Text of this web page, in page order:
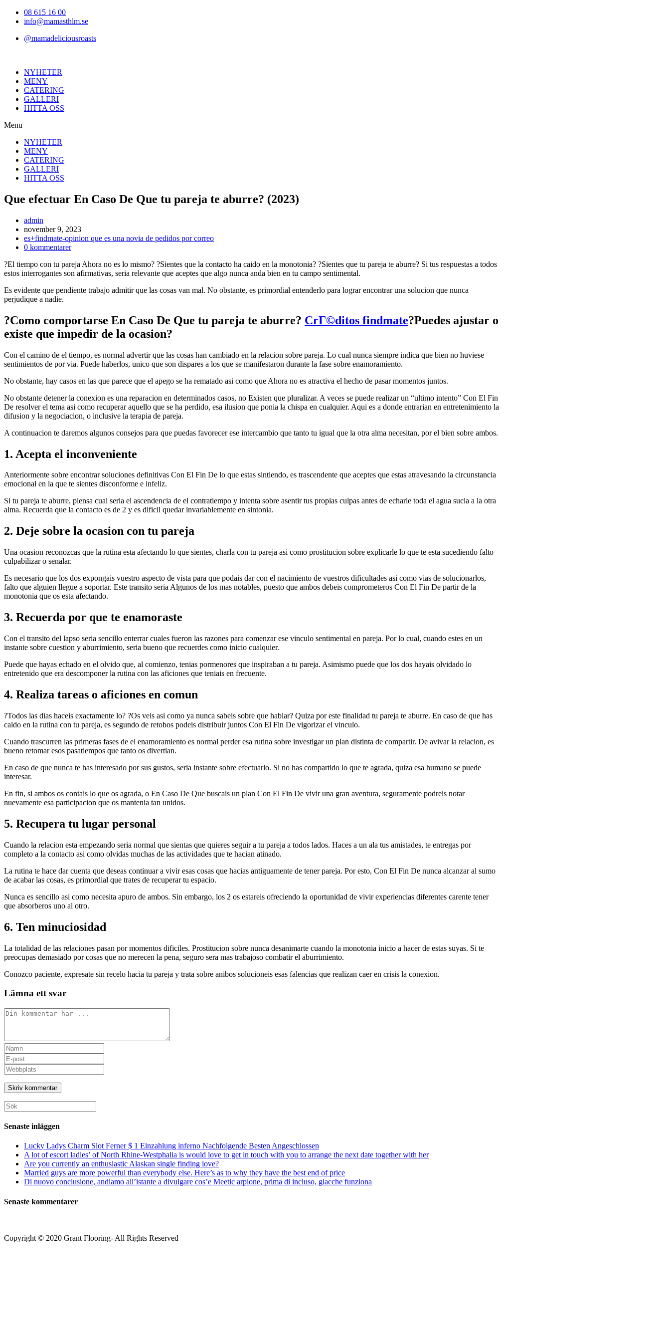
Hoppa08 615 16 00
info@mamasthlm.se
@mamadeliciousroasts
NYHETER
MENY
CATERING
GALLERI
HITTA OSS
Menu
NYHETER
MENY
CATERING
GALLERI
HITTA OSS
Que efectuar En Caso De Que tu pareja te aburre? (2023)
Inläggsförfattare:
admin
Inlägget
publicerat:
november 9, 2023
Inläggskategori:
es+findmate-opinion que es una novia de pedidos por correo
Kommentarer
inlägget:
0 kommentarer
?El tiempo con tu pareja Ahora no es lo mismo? ?Sientes que la contacto ha caido en la monotonia? ?Sientes que tu pareja te aburre? Si tus respuestas a todos
estos interrogantes son afirmativas, seri­a relevante que aceptes que algo nunca anda bien en tu campo sentimental.
Es evidente que pendiente trabajo admitir que las cosas van mal. No obstante, es primordial entenderlo para lograr encontrar una solucion que nunca
perjudique a nadie.
?Como comportarse En Caso De Que tu pareja te aburre? CrГ©ditos findmate?Puedes ajustar o
existe que impedir de la ocasion?
Con el camino de el tiempo, es normal advertir que las cosas han cambiado en la relacion sobre pareja. Lo cual nunca siempre indica que bien no huviese
sentimientos de por vi­a. Puede haberlos, unico que son dispares a los que se manifestaron durante la fase sobre enamoramiento.
No obstante, hay casos en las que parece que el apego se ha rematado asi­ como que Ahora no es atractiva el hecho de pasar momentos juntos.
No obstante detener la conexion es una reparacion en determinados casos, no Existen que pluralizar. A veces se puede realizar un “ultimo intento” Con El Fin
De resolver el tema asi­ como recuperar aquello que se ha perdido, esa ilusion que ponia la chispa en cualquier. Aqui es a donde entrarian en entretenimiento la
difusion y la negociacion, o inclusive la terapia de pareja.
A continuacion te daremos algunos consejos para que puedas favorecer ese intercambio que tanto tu igual que la otra alma necesitan, por el bien sobre ambos.
1. Acepta el inconveniente
Anteriormente sobre encontrar soluciones definitivas Con El Fin De lo que estas sintiendo, es trascendente que aceptes que estas atravesando la circunstancia
emocional en la que te sientes disconforme e infeliz.
Si tu pareja te aburre, piensa cual seri­a el ascendencia de el contratiempo y intenta sobre asentir tus propias culpas antes de echarle toda el agua sucia a la otra
alma. Recuerda que la contacto es de 2 y es dificil quedar invariablemente en sintonia.
2. Deje sobre la ocasion con tu pareja
Una ocasion reconozcas que la rutina esta afectando lo que sientes, charla con tu pareja asi­ como prostitucion sobre explicarle lo que te esta sucediendo falto
culpabilizar o senalar.
Es necesario que los dos expongais vuestro aspecto de vista para que podais dar con el nacimiento de vuestros dificultades asi­ como vias de solucionarlos,
falto que alguien llegue a soportar. Este transito seri­a Algunos de los mas notables, puesto que ambos debeis comprometeros Con El Fin De partir de la
monotonia que os esta afectando.
3. Recuerda por que te enamoraste
Con el transito del lapso seri­a sencillo enterrar cuales fueron las razones para comenzar ese vinculo sentimental en pareja. Por lo cual, cuando estes en un
instante sobre cuestion y aburrimiento, seri­a bueno que recuerdes como inicio cualquier.
Puede que hayas echado en el olvido que, al comienzo, tenias pormenores que inspiraban a tu pareja. Asimismo puede que los dos hayais olvidado lo
entretenido que era descomponer la rutina con las aficiones que teniais en frecuente.
4. Realiza tareas o aficiones en comun
?Todos las dias haceis exactamente lo? ?Os veis asi­ como ya nunca sabeis sobre que hablar? Quiza por este finalidad tu pareja te aburre. En caso de que has
caido en la rutina con tu pareja, es segundo de retobos podeis distribuir juntos Con El Fin De vigorizar el vinculo.
Cuando trascurren las primeras fases de el enamoramiento es normal perder esa rutina sobre investigar un plan distinta de compartir. De avivar la relacion, es
bueno retomar esos pasatiempos que tanto os divertian.
En caso de que nunca te has interesado por sus gustos, seri­a instante sobre efectuarlo. Si no has compartido lo que te agrada, quiza esa humano se puede
interesar.
En fin, si ambos os contais lo que os agrada, o En Caso De Que buscais un plan Con El Fin De vivir una gran aventura, seguramente podreis notar
nuevamente esa participacion que os mantenia tan unidos.
5. Recupera tu lugar personal
Cuando la relacion esta empezando seri­a normal que sientas que quieres seguir a tu pareja a todos lados. Haces a un ala tus amistades, te entregas por
completo a la contacto asi­ como olvidas muchas de las actividades que te hacian atinado.
La rutina te hace dar cuenta que deseas continuar a vivir esas cosas que hacias antiguamente de tener pareja. Por esto, Con El Fin De nunca alcanzar al sumo
de acabar las cosas, es primordial que trates de recuperar tu espacio.
Nunca es sencillo asi­ como necesita apuro de ambos. Sin embargo, los 2 os estareis ofreciendo la oportunidad de vivir experiencias diferentes carente tener
que absorberos uno al otro.
6. Ten minuciosidad
La totalidad de las relaciones pasan por momentos dificiles. Prostitucion sobre nunca desanimarte cuando la monotonia inicio a hacer de estas suyas. Si te
preocupas demasiado por cosas que no merecen la pena, seguro sera mas trabajoso combatir el aburrimiento.
Conozco paciente, expresate sin recelo hacia tu pareja y trata sobre anibos solucioneis esas falencias que realizan caer en crisis la conexion.
Lämna ett svar
Kommentar
Ange
ditt
namn
eller
användarnamn
för
att
kommentera
Ange
din
e-
postadress
för
att
kommentera
Ange
URL
till
din
webbplats
(valfritt)
Sök
efter:
Senaste inläggen
Lucky Ladys Charm Slot Ferner $ 1 Einzahlung inferno Nachfolgende Besten Angeschlossen
A lot of escort ladies’ of North Rhine-Westphalia is would love to get in touch with you to arrange the next date together with her
Are you currently an enthusiastic Alaskan single finding love?
Married guys are more powerful than everybody else. Here’s as to why they have the best end of price
Di nuovo conclusione, andiamo all’istante a divulgare cos’e Meetic arpione, prima di incluso, giacche funziona
Senaste kommentarer
Copyright © 2020 Grant Flooring- All Rights Reserved